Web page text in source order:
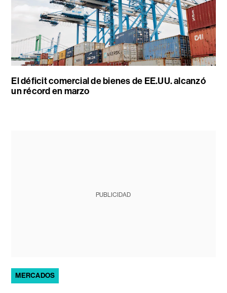
El déficit comercial de bienes de EE.UU. alcanzó
un récord en marzo
PUBLICIDAD
MERCADOS